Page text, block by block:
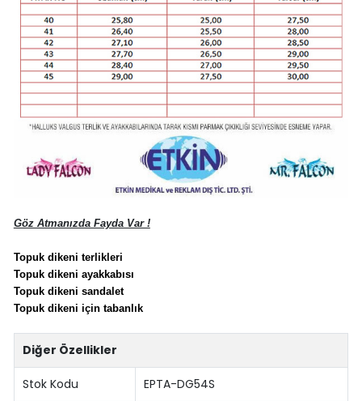
Göz Atmanızda Fayda Var !
Topuk dikeni terlikleri
Topuk dikeni ayakkabısı
Topuk dikeni sandalet
Topuk dikeni için tabanlık
Diğer Özellikler
Stok Kodu EPTA-DG54S